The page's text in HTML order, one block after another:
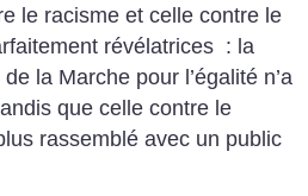
le racisme et celle contre le
révélatrices : la
la Marche pour l’égalité n’a
que celle contre le
rassemblé avec un public